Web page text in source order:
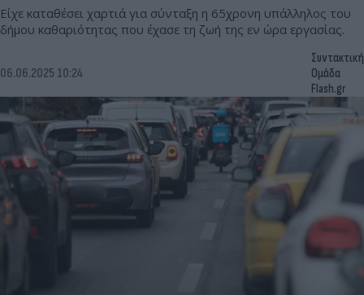
Είχε καταθέσει χαρτιά για σύνταξη η 65χρονη υπάλληλος του
δήμου καθαριότητας που έχασε τη ζωή της εν ώρα εργασίας.
06.06.2025 10:24
Συντακτική
Ομάδα
Flash.gr